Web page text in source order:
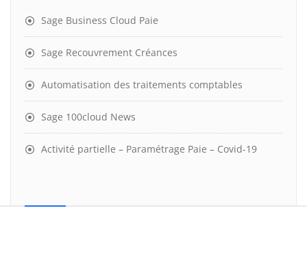
Sage Business Cloud Paie
Sage Recouvrement Créances
Automatisation des traitements comptables
Sage 100cloud News
Activité partielle – Paramétrage Paie – Covid-19